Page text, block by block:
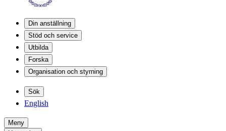
Din anställning
Stöd och service
Utbilda
Forska
Organisation och styrning
Sök
English
Meny